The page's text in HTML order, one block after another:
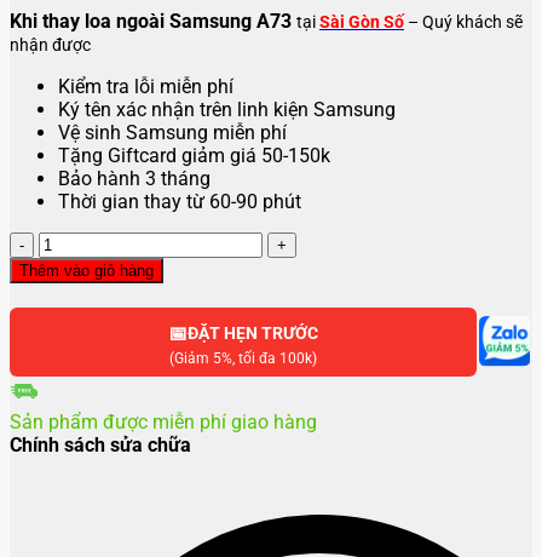
Khi thay loa ngoài Samsung A73 tạiSài Gòn Số – Quý khách sẽ
nhận được
Kiểm tra lỗi miễn phí
Ký tên xác nhận trên linh kiện Samsung
Vệ sinh Samsung miễn phí
Tặng Giftcard giảm giá 50-150k
Bảo hành 3 tháng
Thời gian thay từ 60-90 phút
Thay
loa
ngoài
Samsung
lượng
Thêm vào giỏ hàng
📅ĐẶT HẸN TRƯỚC
(Giảm 5%, tối đa 100k)
Sản phẩm được miễn phí giao hàng
Chính sách sửa chữa